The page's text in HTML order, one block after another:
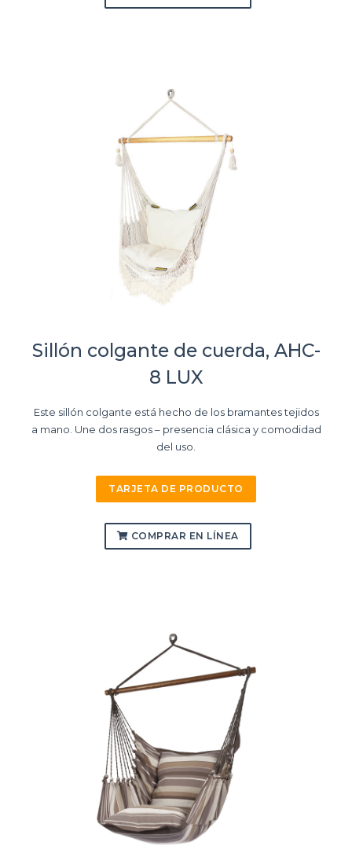
Sillón colgante de cuerda, AHC-
8 LUX
Este sillón colgante está hecho de los bramantes tejidos
a mano. Une dos rasgos – presencia clásica y comodidad
del uso.
TARJETA DE PRODUCTO
COMPRAR EN LÍNEA